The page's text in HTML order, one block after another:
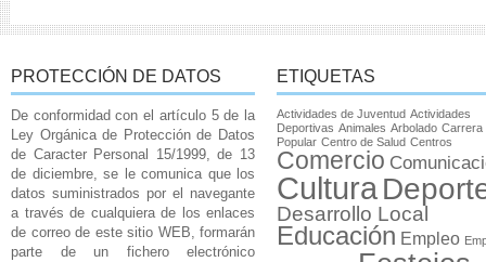
PROTECCIÓN DE DATOS
De conformidad con el artículo 5 de la
Ley Orgánica de Protección de Datos
de Caracter Personal 15/1999, de 13
de diciembre, se le comunica que los
datos suministrados por el navegante
a través de cualquiera de los enlaces
de correo de este sitio WEB, formarán
parte de un fichero electrónico
ETIQUETAS
Actividades de Juventud Actividades
Deportivas Animales Arbolado Carrera
Popular Centro de Salud Centros
Comercio
Cultura
Desarrollo Local
Educación Empleo